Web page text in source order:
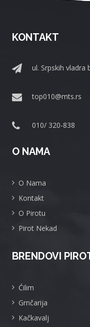
KONTAKT
ul. Srpskih vladra
top010@mts.rs
010/ 320-838
O NAMA
O Nama
Kontakt
O Pirotu
Pirot Nekad
BRENDOVI
Ćilim
Grnčarija
Kačkavalj